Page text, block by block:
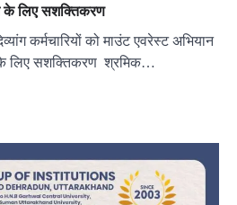
के लिए सशक्तिकरण
कर्मचारियों को माउंट एवरेस्ट अभियान
के लिए सशक्तिकरण श्रमिक…